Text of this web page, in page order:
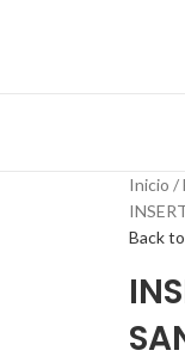
Inicio
Back